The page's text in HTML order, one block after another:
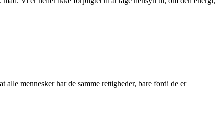
alle mennesker har de samme rettigheder, bare fordi de er